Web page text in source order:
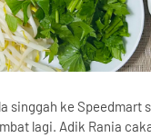
singgah ke Speedmart
lagi. Adik Rania